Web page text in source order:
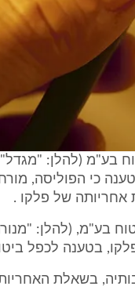
בע"מ (להלן:
כי הפוליסה,
אחריותה של פלקו .
בע"מ, (להלן:
בטענה לכפל
בשאלת